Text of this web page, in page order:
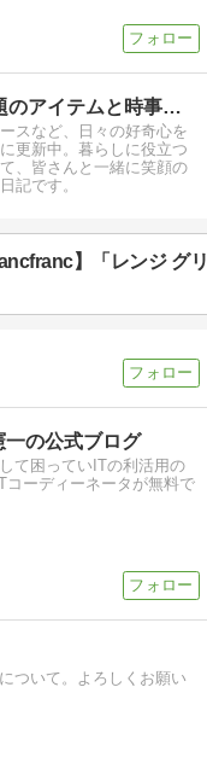
好奇心は笑顔の源！話題のアイテムと時事ネタ日記
スなど、日々の好奇心を
更新中。暮らしに役立つ
、皆さんと一緒に笑顔の
記です。
一の公式ブログ
て困っていITの利活用の
ーディーネータが無料で
ついて。よろしくお願い